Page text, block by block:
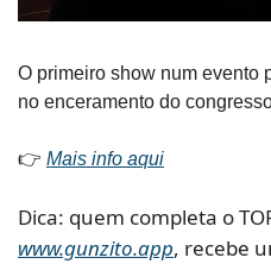
O primeiro show num evento
no enceramento do
👉 Mais info aqui
www.gunzito.app, recebe